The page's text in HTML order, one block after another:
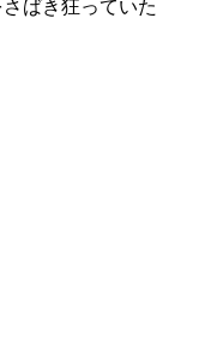
ばき狂っていた